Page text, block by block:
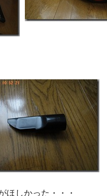
ほしかった・・・